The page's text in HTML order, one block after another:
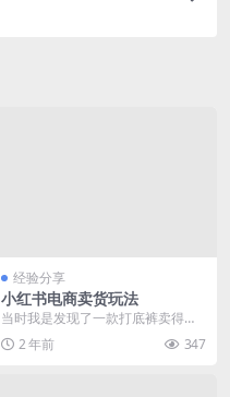
经验分享
小红书电商卖货玩法
当时我是发现了一款打底裤卖得非
常火，有个账号半个月就卖了几十
万，并且还发现模仿她...
2 年前 347